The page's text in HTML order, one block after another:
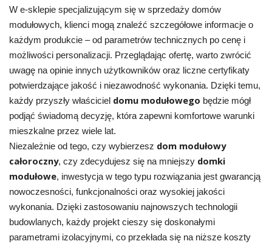
W e-sklepie specjalizującym się w sprzedaży domów
modułowych, klienci mogą znaleźć szczegółowe informacje o
każdym produkcie – od parametrów technicznych po cenę i
możliwości personalizacji. Przeglądając ofertę, warto zwrócić
uwagę na opinie innych użytkowników oraz liczne certyfikaty
potwierdzające jakość i niezawodność wykonania. Dzięki temu,
każdy przyszły właściciel domu modułowego będzie mógł
podjąć świadomą decyzję, która zapewni komfortowe warunki
mieszkalne przez wiele lat.
Niezależnie od tego, czy wybierzesz dom modułowy
całoroczny, czy zdecydujesz się na mniejszy domki
modułowe, inwestycja w tego typu rozwiązania jest gwarancją
nowoczesności, funkcjonalności oraz wysokiej jakości
wykonania. Dzięki zastosowaniu najnowszych technologii
budowlanych, każdy projekt cieszy się doskonałymi
parametrami izolacyjnymi, co przekłada się na niższe koszty